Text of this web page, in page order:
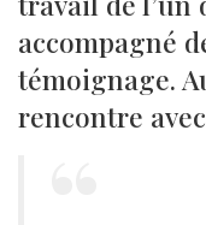
accompagné
témoignage.
rencontre